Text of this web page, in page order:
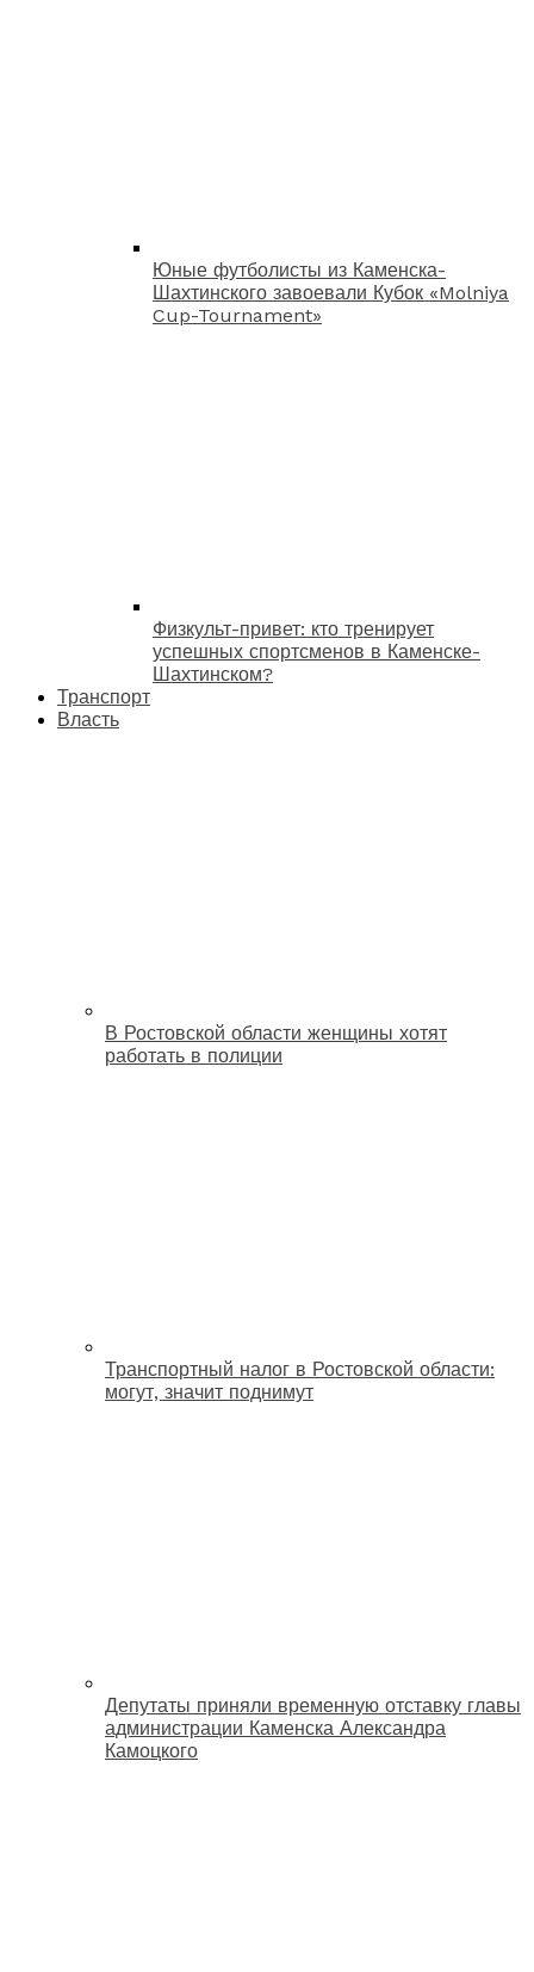
Юные футболисты из Каменска-
Шахтинского завоевали Кубок «Molniya
Cup-Tournament»
Физкульт-привет: кто тренирует
успешных спортсменов в Каменске-
Шахтинском?
Транспорт
Власть
В Ростовской области женщины хотят
работать в полиции
Транспортный налог в Ростовской области:
могут, значит поднимут
Депутаты приняли временную отставку главы
администрации Каменска Александра
Камоцкого